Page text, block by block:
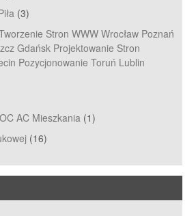
(3)
Stron WWW Wrocław Poznań
Gdańsk Projektowanie Stron
Pozycjonowanie Toruń Lublin
AC Mieszkania (1)
(16)